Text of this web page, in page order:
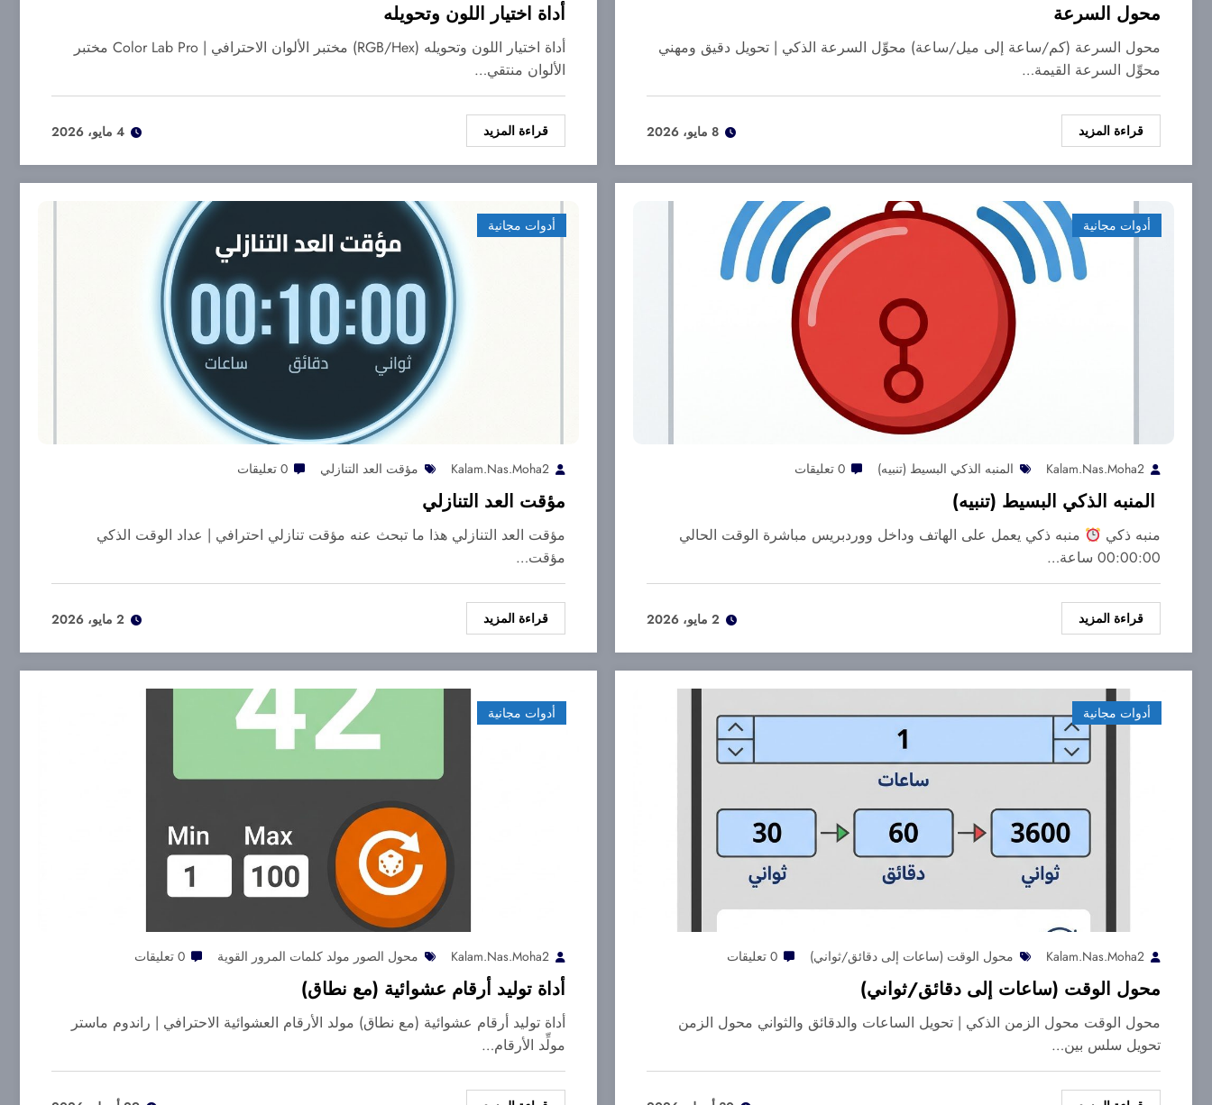
محول السرعة
محول السرعة (كم/ساعة إلى ميل/ساعة) محوِّل السرعة الذكي | تحويل دقيق ومهني
محوِّل السرعة القيمة…
قراءة المزيد 8 مايو، 2026
أداة اختيار اللون وتحويله
أداة اختيار اللون وتحويله (RGB/Hex) مختبر الألوان الاحترافي | Color Lab Pro مختبر
الألوان منتقي…
قراءة المزيد 4 مايو، 2026
أدوات مجانية
Kalam.nas.moha2 المنبه الذكي البسيط (تنبيه) 0 تعليقات
المنبه الذكي البسيط (تنبيه)
منبه ذكي
منبه ذكي يعمل على الهاتف وداخل ووردبريس مباشرة الوقت الحالي
00:00:00 ساعة…
قراءة المزيد 2 مايو، 2026
أدوات مجانية
Kalam.nas.moha2 مؤقت العد التنازلي 0 تعليقات
مؤقت العد التنازلي
مؤقت العد التنازلي هذا ما تبحث عنه مؤقت تنازلي احترافي | عداد الوقت الذكي
مؤقت…
قراءة المزيد 2 مايو، 2026
أدوات مجانية
Kalam.nas.moha2 محول الوقت (ساعات إلى دقائق/ثواني) 0 تعليقات
محول الوقت (ساعات إلى دقائق/ثواني)
محول الوقت محول الزمن الذكي | تحويل الساعات والدقائق والثواني محول الزمن
تحويل سلس بين…
أدوات مجانية
Kalam.nas.moha2 محول الصور مولد كلمات المرور القوية 0 تعليقات
أداة توليد أرقام عشوائية (مع نطاق)
أداة توليد أرقام عشوائية (مع نطاق) مولد الأرقام العشوائية الاحترافي | راندوم ماستر
مولِّد الأرقام…